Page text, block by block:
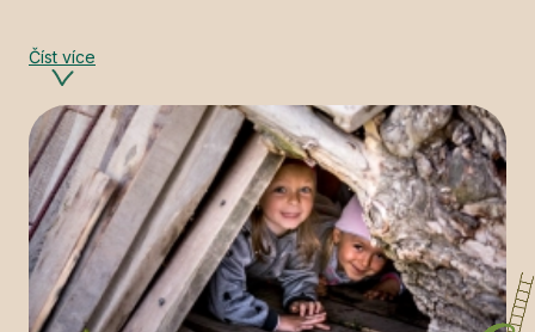
Číst více